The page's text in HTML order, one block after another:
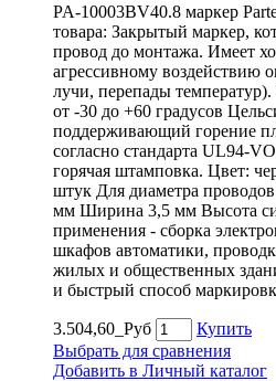
PA-10003BV40.8 маркер
товара: Закрытый маркер,
провод до монтажа. Имеет
агрессивному
лучи, перепады
от -30 до +60 градусов
поддерживающий горение
согласно стандарта UL94-
горячая штамповка. Цвет:
штук Для диаметра
мм Ширина 3,5 мм Высота
применения - сборка
шкафов автоматики,
жилых и общественных
и быстрый способ
3.504,60_Руб
Купить
Выбрать для сравнения
Добавить в Личный каталог